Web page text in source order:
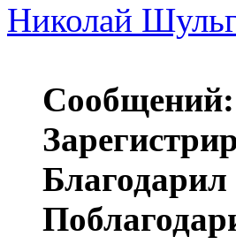
Николай
Сообщений:
Благодарил